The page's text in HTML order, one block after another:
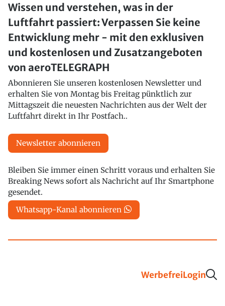
Wissen und verstehen, was in der
Luftfahrt passiert: Verpassen Sie keine
Entwicklung mehr - mit den exklusiven
und kostenlosen und Zusatzangeboten
von aeroTELEGRAPH
Abonnieren Sie unseren kostenlosen Newsletter und
erhalten Sie von Montag bis Freitag pünktlich zur
Mittagszeit die neuesten Nachrichten aus der Welt der
Luftfahrt direkt in Ihr Postfach..
Newsletter abonnieren
Bleiben Sie immer einen Schritt voraus und erhalten Sie
Breaking News sofort als Nachricht auf Ihr Smartphone
gesendet.
Whatsapp-Kanal abonnieren
WerbefreiLogin